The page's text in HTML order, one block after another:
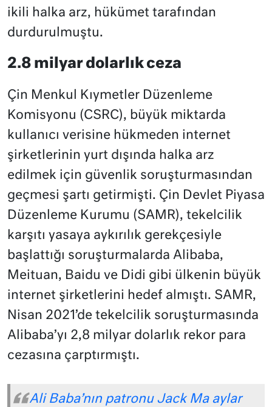
ikili halka arz, hükümet tarafından
durdurulmuştu.
2.8 milyar dolarlık ceza
Çin Menkul Kıymetler Düzenleme
Komisyonu (CSRC), büyük miktarda
kullanıcı verisine hükmeden internet
şirketlerinin yurt dışında halka arz
edilmek için güvenlik soruşturmasından
geçmesi şartı getirmişti. Çin Devlet Piyasa
Düzenleme Kurumu (SAMR), tekelcilik
karşıtı yasaya aykırılık gerekçesiyle
başlattığı soruşturmalarda Alibaba,
Meituan, Baidu ve Didi gibi ülkenin büyük
internet şirketlerini hedef almıştı. SAMR,
Nisan 2021’de tekelcilik soruşturmasında
Alibaba’yı 2,8 milyar dolarlık rekor para
cezasına çarptırmıştı.
Ali Baba’nın patronu Jack Ma aylar